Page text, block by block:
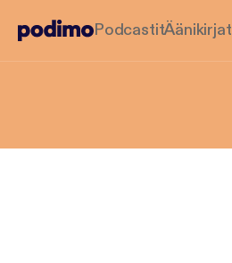
PodcastitÄänikirjat